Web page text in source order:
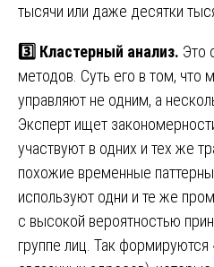
тысячи или даже десятки
3️⃣ Кластерный анализ. Это
методов. Суть его в том, что
управляют не одним, а
Эксперт ищет
участвуют в одних и тех же
похожие временные паттерны
используют одни и те же
с высокой вероятностью
группе лиц. Так формируются